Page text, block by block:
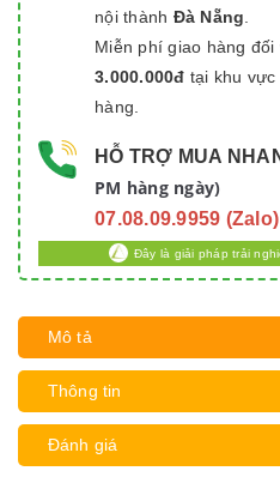
nội thành Đà Nẵng
Miễn phí giao hàng
3.000.000đ tại khu
hàng.
HỖ TRỢ MUA
PM hàng ngày)
07.08.09.9959 (Zalo)
Đây là giải pháp trải
Mô tả
Thông tin
Đánh giá